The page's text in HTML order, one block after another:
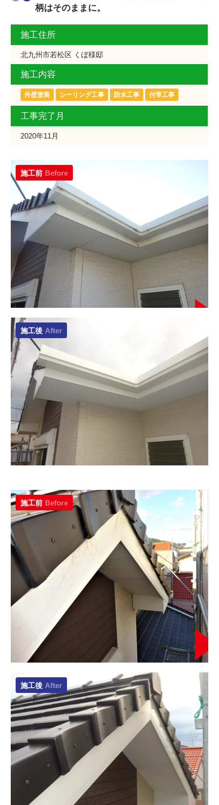
柄はそのままに。
施工住所
北九州市若松区 くぼ様邸
施工内容
外壁塗装 シーリング工事 防水工事 付帯工事
工事完了月
2020年11月
施工前 Before
施工後 After
施工前 Before
施工後 After